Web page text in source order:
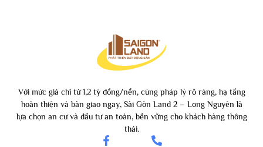
Với mức giá chỉ từ 1,2 tỷ đồng/nền, cùng pháp lý rõ ràng, hạ tầng
hoàn thiện và bàn giao ngay, Sài Gòn Land 2 – Long Nguyên là
lựa chọn an cư và đầu tư an toàn, bền vững cho khách hàng thông
thái.